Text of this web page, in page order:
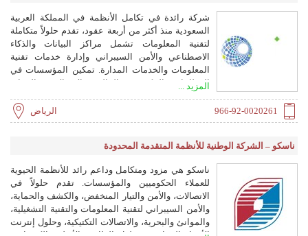
شركة رائدة في تكامل الأنظمة في المملكة العربية
السعودية منذ أكثر من أربعة عقود، تقدم حلولاً متكاملة
لتقنية المعلومات تشمل مراكز البيانات والذكاء
الاصطناعي والأمن السيبراني وإدارة خدمات تقنية
المعلومات والخدمات المدارة. تمكين المؤسسات في
القطاعات الحكومية والمالية والاتصالات والرعاية
المزيد ...
966-92-0020261 الرياض
ناسكو – الشركة الوطنية للأنظمة المتقدمة المحدودة
ناسكو هي مزود ومتكامل وداعم رائد للأنظمة الحيوية
للعملاء الحكوميين والمؤسسات. تقدم حلولاً في
الاتصالات، والأمن والتيار المنخفض، والكشف والحماية،
والأمن السيبراني لتقنية المعلومات والتقنية التشغيلية،
والموانئ والبحرية، والاتصالات التكتيكية، وحلول إنترنت